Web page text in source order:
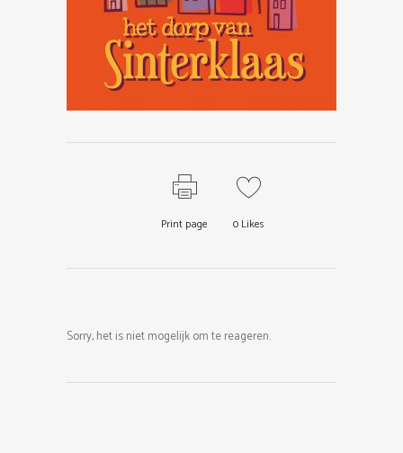
Print page 0 Likes
Sorry, het is niet mogelijk om te reageren.